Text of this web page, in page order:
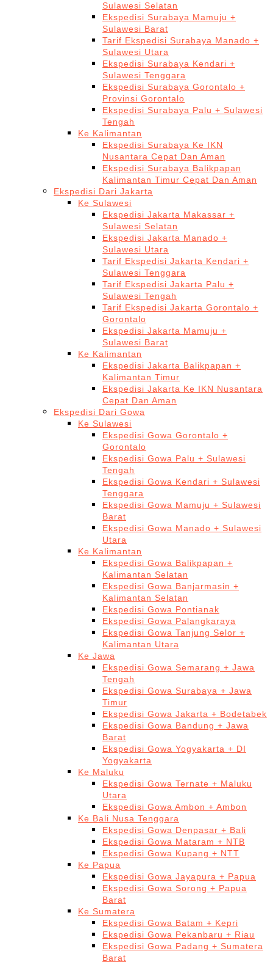
Sulawesi Selatan
Ekspedisi Surabaya Mamuju +
Sulawesi Barat
Tarif Ekspedisi Surabaya Manado +
Sulawesi Utara
Ekspedisi Surabaya Kendari +
Sulawesi Tenggara
Ekspedisi Surabaya Gorontalo +
Provinsi Gorontalo
Ekspedisi Surabaya Palu + Sulawesi
Tengah
Ke Kalimantan
Ekspedisi Surabaya Ke IKN
Nusantara Cepat Dan Aman
Ekspedisi Surabaya Balikpapan
Kalimantan Timur Cepat Dan Aman
Ekspedisi Dari Jakarta
Ke Sulawesi
Ekspedisi Jakarta Makassar +
Sulawesi Selatan
Ekspedisi Jakarta Manado +
Sulawesi Utara
Tarif Ekspedisi Jakarta Kendari +
Sulawesi Tenggara
Tarif Ekspedisi Jakarta Palu +
Sulawesi Tengah
Tarif Ekspedisi Jakarta Gorontalo +
Gorontalo
Ekspedisi Jakarta Mamuju +
Sulawesi Barat
Ke Kalimantan
Ekspedisi Jakarta Balikpapan +
Kalimantan Timur
Ekspedisi Jakarta Ke IKN Nusantara
Cepat Dan Aman
Ekspedisi Dari Gowa
Ke Sulawesi
Ekspedisi Gowa Gorontalo +
Gorontalo
Ekspedisi Gowa Palu + Sulawesi
Tengah
Ekspedisi Gowa Kendari + Sulawesi
Tenggara
Ekspedisi Gowa Mamuju + Sulawesi
Barat
Ekspedisi Gowa Manado + Sulawesi
Utara
Ke Kalimantan
Ekspedisi Gowa Balikpapan +
Kalimantan Selatan
Ekspedisi Gowa Banjarmasin +
Kalimantan Selatan
Ekspedisi Gowa Pontianak
Ekspedisi Gowa Palangkaraya
Ekspedisi Gowa Tanjung Selor +
Kalimantan Utara
Ke Jawa
Ekspedisi Gowa Semarang + Jawa
Tengah
Ekspedisi Gowa Surabaya + Jawa
Timur
Ekspedisi Gowa Jakarta + Bodetabek
Ekspedisi Gowa Bandung + Jawa
Barat
Ekspedisi Gowa Yogyakarta + DI
Yogyakarta
Ke Maluku
Ekspedisi Gowa Ternate + Maluku
Utara
Ekspedisi Gowa Ambon + Ambon
Ke Bali Nusa Tenggara
Ekspedisi Gowa Denpasar + Bali
Ekspedisi Gowa Mataram + NTB
Ekspedisi Gowa Kupang + NTT
Ke Papua
Ekspedisi Gowa Jayapura + Papua
Ekspedisi Gowa Sorong + Papua
Barat
Ke Sumatera
Ekspedisi Gowa Batam + Kepri
Ekspedisi Gowa Pekanbaru + Riau
Ekspedisi Gowa Padang + Sumatera
Barat